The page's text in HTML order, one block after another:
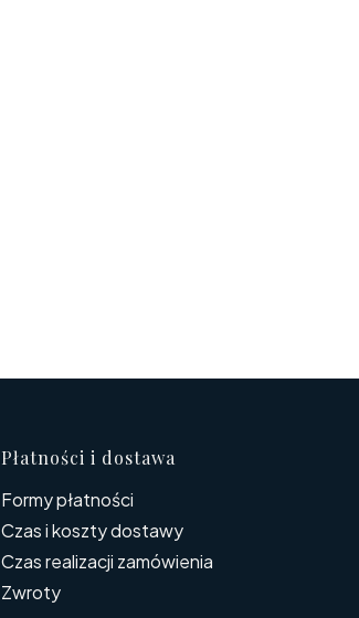
Płatności i dostawa
Formy płatności
Czas i koszty dostawy
Czas realizacji zamówienia
Zwroty